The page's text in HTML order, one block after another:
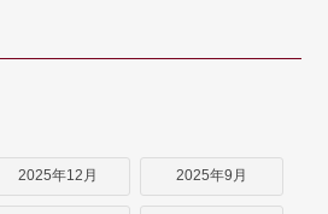
2025年12月 2025年9月